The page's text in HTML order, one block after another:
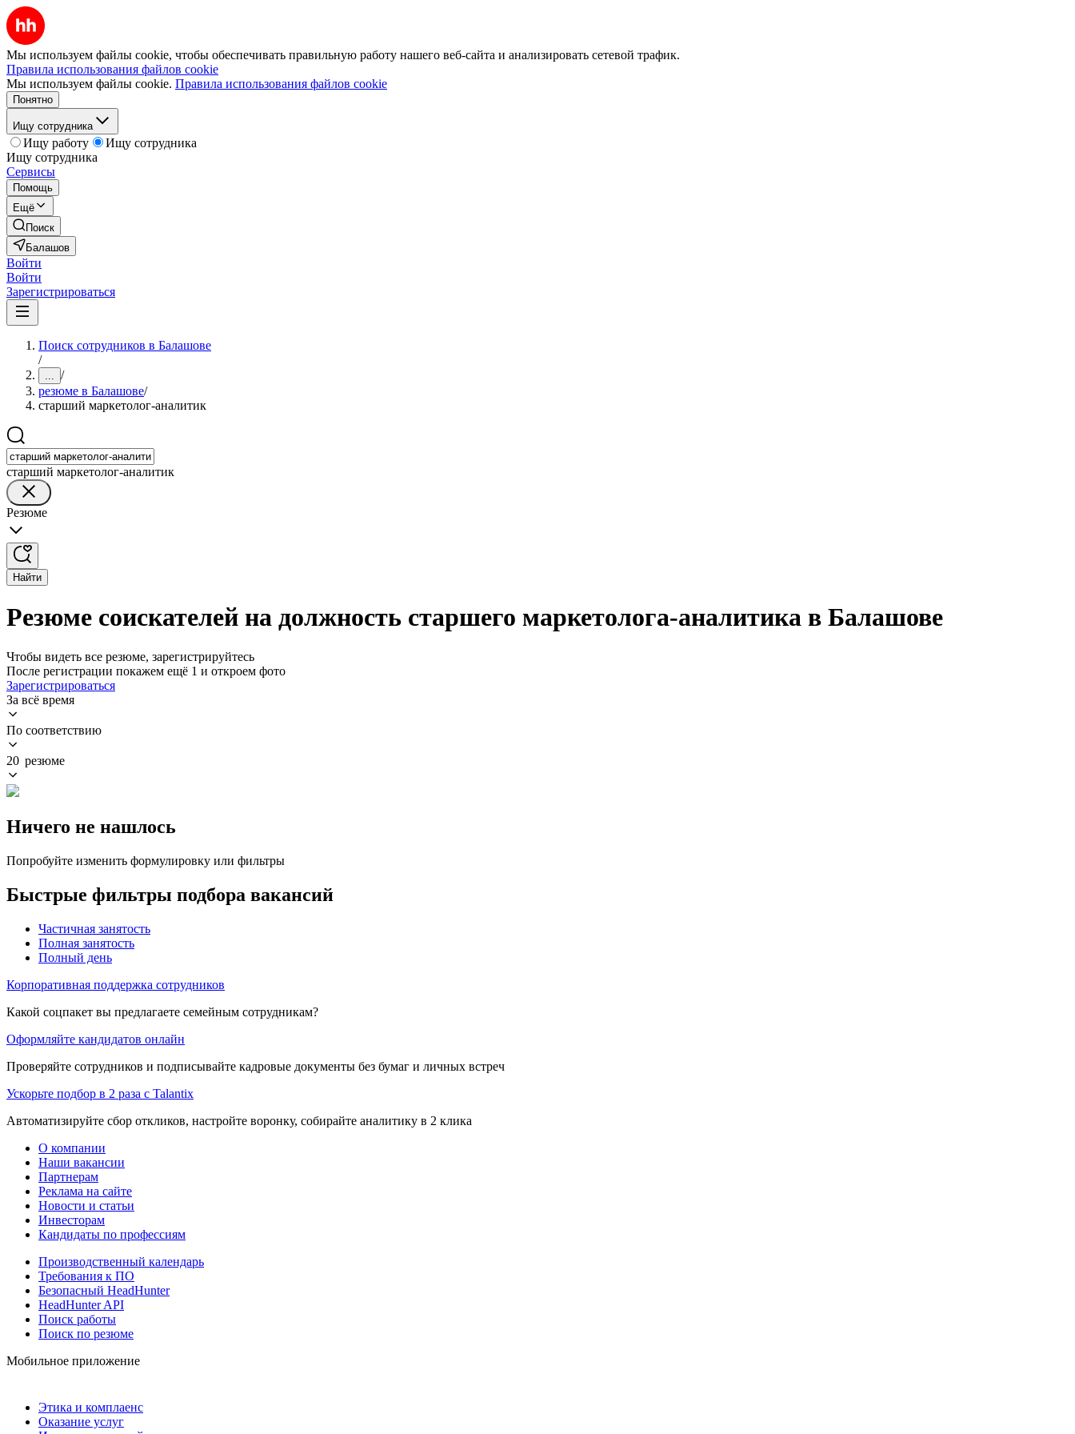
Мы используем файлы cookie, чтобы обеспечивать правильную работу нашего веб-сайта и анализировать сетевой трафик.
Правила использования файлов cookie
Мы используем файлы cookie. Правила использования файлов cookie
Понятно
Ищу сотрудника
Ищу работу
Ищу сотрудника
Ищу сотрудника
Сервисы
Помощь
Ещё
Поиск
Балашов
Войти
Войти
Зарегистрироваться
Поиск сотрудников в Балашове
/
... /
резюме в Балашове/
старший маркетолог-аналитик
старший маркетолог-аналитик
Резюме
Найти
Резюме соискателей на должность старшего маркетолога-аналитика в Балашове
Чтобы видеть все резюме, зарегистрируйтесь
После регистрации покажем ещё 1 и откроем фото
Зарегистрироваться
За всё время
По соответствию
20 резюме
Ничего не нашлось
Попробуйте изменить формулировку или фильтры
Быстрые фильтры подбора вакансий
Частичная занятость
Полная занятость
Полный день
Корпоративная поддержка сотрудников
Какой соцпакет вы предлагаете семейным сотрудникам?
Оформляйте кандидатов онлайн
Проверяйте сотрудников и подписывайте кадровые документы без бумаг и личных встреч
Ускорьте подбор в 2 раза с Talantix
Автоматизируйте сбор откликов, настройте воронку, собирайте аналитику в 2 клика
О компании
Наши вакансии
Партнерам
Реклама на сайте
Новости и статьи
Инвесторам
Кандидаты по профессиям
Производственный календарь
Требования к ПО
Безопасный HeadHunter
HeadHunter API
Поиск работы
Поиск по резюме
Мобильное приложение
Этика и комплаенс
Оказание услуг